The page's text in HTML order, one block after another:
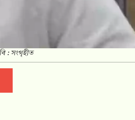
: সংগৃহীত